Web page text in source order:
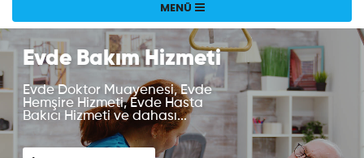
Evde Bakım Hizmeti
Evde Doktor Muayenesi, Evde
Hemşire Hizmeti, Evde Hasta
Bakıcı Hizmeti ve dahası...